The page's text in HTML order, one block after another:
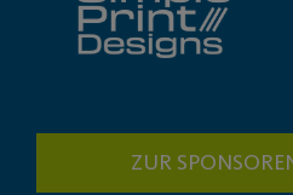
ZUR